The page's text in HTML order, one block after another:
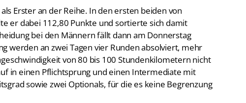
Erster an der Reihe. In den ersten beiden von
er dabei 112,80 Punkte und sortierte sich damit
bei den Männern fällt dann am Donnerstag
werden an zwei Tagen vier Runden absolviert, mehr
von 80 bis 100 Stundenkilometern nicht
in einen Pflichtsprung und einen Intermediate mit
sowie zwei Optionals, für die es keine Begrenzung